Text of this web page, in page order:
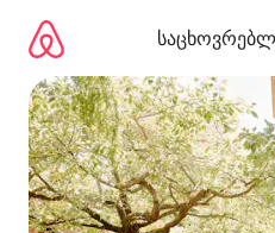
გადასვლა